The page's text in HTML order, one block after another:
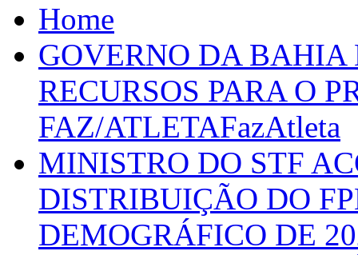
Home
GOVERNO DA
RECURSOS PARA O
FAZ/ATLETAFazAtleta
MINISTRO DO STF
DISTRIBUIÇÃO DO
DEMOGRÁFICO DE